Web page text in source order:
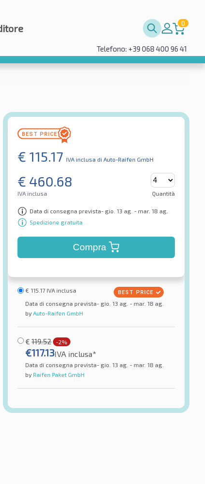
0
Telefono: +39 068 400 96 41
€ 115.17 IVA inclusa di Auto-Raifen GmbH
€ 460.68
IVA inclusa Quantità
Data di consegna prevista- gio. 13 ag. - mar. 18 ag.
Spedizione gratuita
Compra
€ 115.17 IVA inclusa
Data di consegna prevista- gio. 13 ag. - mar. 18 ag.
by Auto-Raifen GmbH
€ 119.52 -2%
€117.13IVA inclusa*
Data di consegna prevista- gio. 13 ag. - mar. 18 ag.
by Raifen Paket GmbH
2 XL
estivi Pneumatici estivi